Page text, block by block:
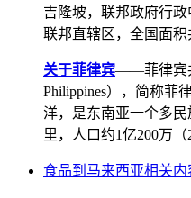
吉隆坡，联邦政府行
联邦直辖区，全国面积
关于菲律宾——菲律宾
Philippines），简称菲
洋，是东南亚一个多
里，人口约1亿200万（
食品到马来西亚相关内